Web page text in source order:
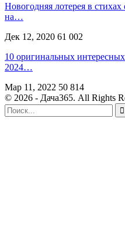
Новогодняя лотерея в
на…
Дек 12, 2020 61 002
10 оригинальных
2024…
Мар 11, 2022 50 814
© 2026 - Дача365. All Rights